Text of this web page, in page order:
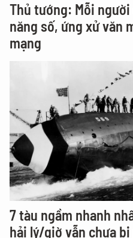
Thủ tướng: Mỗi
năng số, ứng xử văn
mạng
7 tàu ngầm nhanh
hải lý/giờ vẫn chưa bị